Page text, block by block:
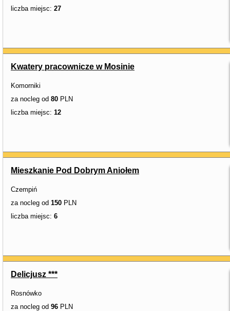
liczba miejsc: 27
Kwatery pracownicze w Mosinie
Komorniki
za nocleg od 80 PLN
liczba miejsc: 12
Mieszkanie Pod Dobrym Aniołem
Czempiń
za nocleg od 150 PLN
liczba miejsc: 6
Delicjusz ***
Rosnówko
za nocleg od 96 PLN